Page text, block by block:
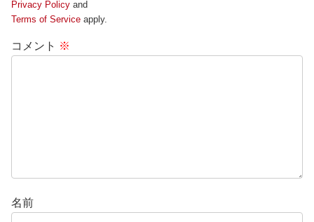
Privacy Policy and
Terms of Service apply.
コメント ※
名前